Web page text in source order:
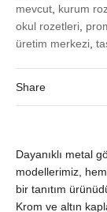
mevcut kurum
okul rozetleri
üretim merkezi
Share
Dayanıklı metal
modellerimiz,
bir tanıtım
Krom ve altın